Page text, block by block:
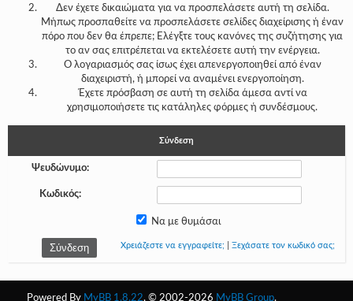
-
-
-
-
-
Δεν έχετε δικαιώματα για να προσπελάσετε αυτή τη σελίδα.
Μήπως προσπαθείτε να προσπελάσετε σελίδες διαχείρισης ή έναν
πόρο που δεν θα έπρεπε; Ελέγξτε τους κανόνες της συζήτησης για
το αν σας επιτρέπεται να εκτελέσετε αυτή την ενέργεια.
Ο λογαριασμός σας ίσως έχει απενεργοποιηθεί από έναν
διαχειριστή, ή μπορεί να αναμένει ενεργοποίηση.
Έχετε πρόσβαση σε αυτή τη σελίδα άμεσα αντί να
χρησιμοποιήσετε τις κατάληλες φόρμες ή συνδέσμους.
Σύνδεση
Ψευδώνυμο:
Κωδικός:
Να με θυμάσαι
Χρειάζεστε να εγγραφείτε; Ξεχάσατε τον κωδικό σας;
Powered By MyBB 1.8.22, © 2002-2026 MyBB Group.